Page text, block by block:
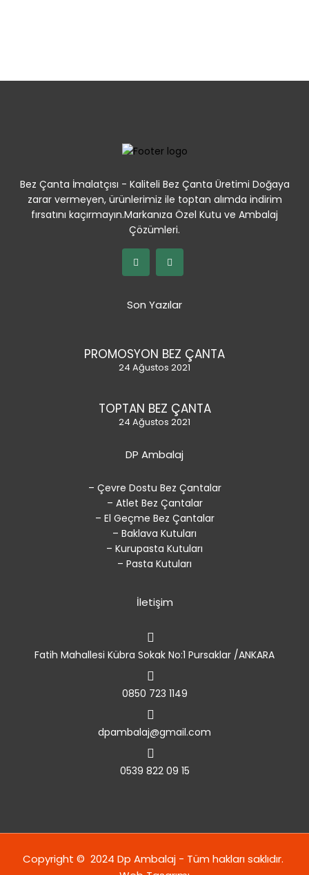
Bez Çanta İmalatçısı - Kaliteli Bez Çanta Üretimi Doğaya
zarar vermeyen, ürünlerimiz ile toptan alımda indirim
fırsatını kaçırmayın.Markanıza Özel Kutu ve Ambalaj
Çözümleri.
Son Yazılar
PROMOSYON BEZ ÇANTA
24 Ağustos 2021
TOPTAN BEZ ÇANTA
24 Ağustos 2021
DP Ambalaj
– Çevre Dostu Bez Çantalar
– Atlet Bez Çantalar
– El Geçme Bez Çantalar
– Baklava Kutuları
– Kurupasta Kutuları
– Pasta Kutuları
İletişim
Fatih Mahallesi Kübra Sokak No:1 Pursaklar /ANKARA
0850 723 1149
dpambalaj@gmail.com
0539 822 09 15
Copyright © 2024 Dp Ambalaj - Tüm hakları saklıdır.